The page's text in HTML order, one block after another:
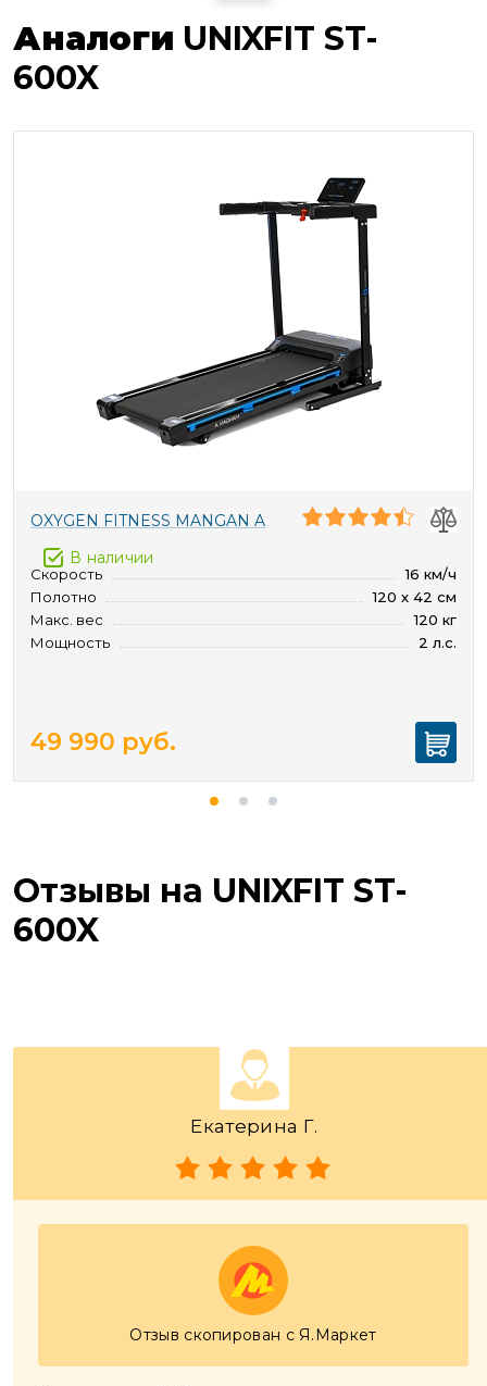
Аналоги UNIXFIT ST-
600X
OXYGEN FITNESS MANGAN A
В наличии
Скорость
16 км/ч
Полотно
120 х 42 см
Макс. вес
120 кг
Мощность
2 л.с.
49 990 руб.
Отзывы на UNIXFIT ST-
600X
Екатерина Г.
Отзыв скопирован с Я.Маркет